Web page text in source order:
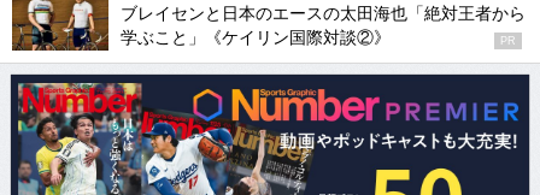
ブレイセンと日本のエースの太田海也「絶対王者から
学ぶこと」《ケイリン国際対談②》
PR